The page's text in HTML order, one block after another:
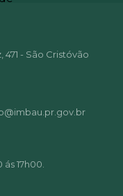
471 - São Cristóvão
17h00.